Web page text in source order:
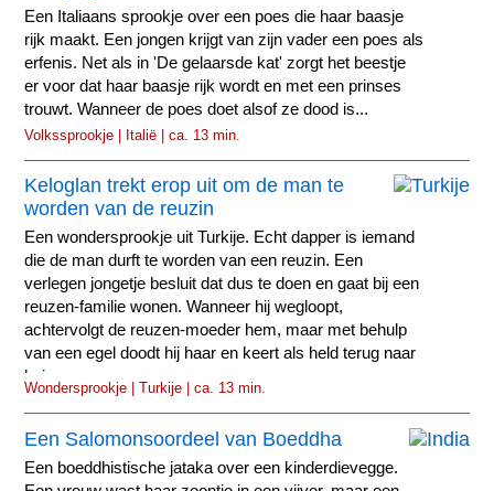
Een Italiaans sprookje over een poes die haar baasje
rijk maakt. Een jongen krijgt van zijn vader een poes als
erfenis. Net als in 'De gelaarsde kat' zorgt het beestje
er voor dat haar baasje rijk wordt en met een prinses
trouwt. Wanneer de poes doet alsof ze dood is...
Volkssprookje | Italië | ca. 13 min.
Keloglan trekt erop uit om de man te
worden van de reuzin
Een wondersprookje uit Turkije. Echt dapper is iemand
die de man durft te worden van een reuzin. Een
verlegen jongetje besluit dat dus te doen en gaat bij een
reuzen-familie wonen. Wanneer hij wegloopt,
achtervolgt de reuzen-moeder hem, maar met behulp
van een egel doodt hij haar en keert als held terug naar
huis.
Wondersprookje | Turkije | ca. 13 min.
Een Salomonsoordeel van Boeddha
Een boeddhistische jataka over een kinderdievegge.